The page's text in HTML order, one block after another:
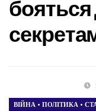
бояться
ВІЙНА • ПОЛІТИКА •